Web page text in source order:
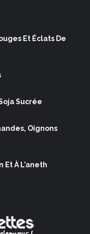
Et Éclats De
Sucrée
Oignons
À L’aneth